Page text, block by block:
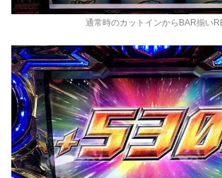
通常時のカットインからBAR揃い